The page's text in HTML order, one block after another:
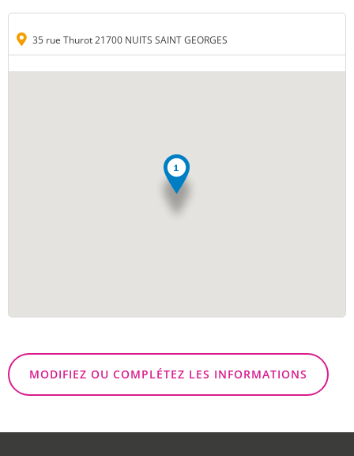
35 rue Thurot 21700 NUITS SAINT GEORGES
MODIFIEZ OU COMPLÉTEZ LES INFORMATIONS